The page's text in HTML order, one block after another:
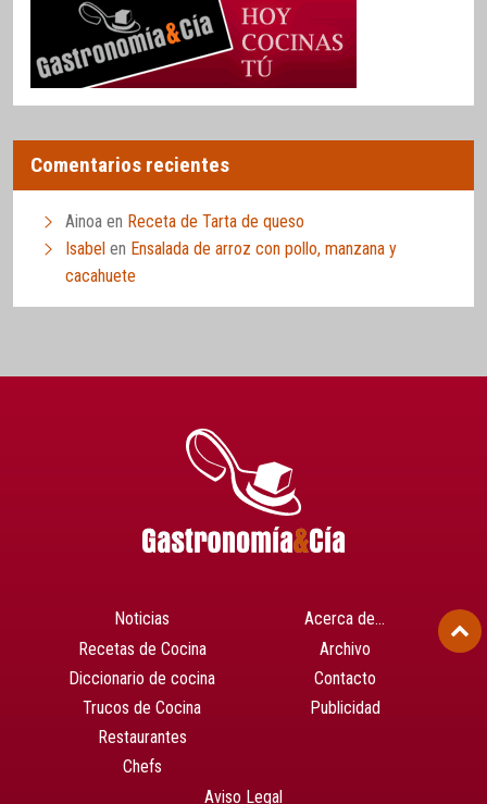
Comentarios recientes
Ainoa en Receta de Tarta de queso
Isabel en Ensalada de arroz con pollo, manzana y
cacahuete
Noticias
Recetas de Cocina
Diccionario de cocina
Trucos de Cocina
Restaurantes
Chefs
Acerca de…
Archivo
Contacto
Publicidad
Aviso Legal